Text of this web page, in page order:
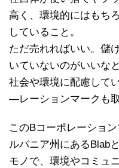
高く、環境的にはもち
していること。
ただ売れればいい。儲
いていないのがいいな
社会や環境に配慮して
―レーションマークも
このBコーポレーショ
ルバニア州にあるBlab
モノで、環境やコミュ